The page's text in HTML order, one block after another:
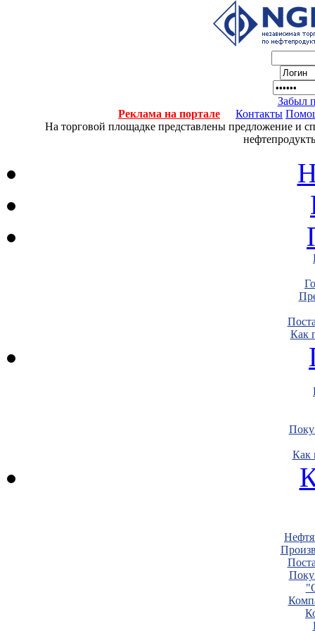
Забыл
Реклама на портале
Контакты
На торговой площадке представлены предложение и
Как
Как